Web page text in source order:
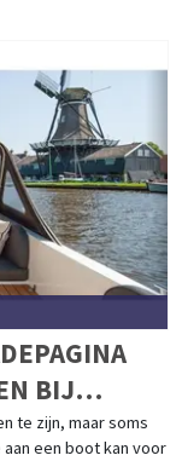
BIJ
te zijn, maar soms
een boot kan voor